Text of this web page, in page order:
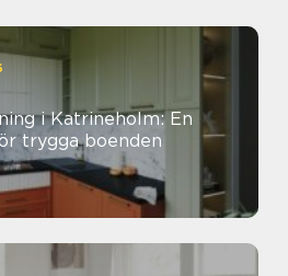
i Katrineholm: En
trygga boenden